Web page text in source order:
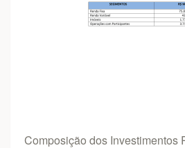
Composição dos Investimentos